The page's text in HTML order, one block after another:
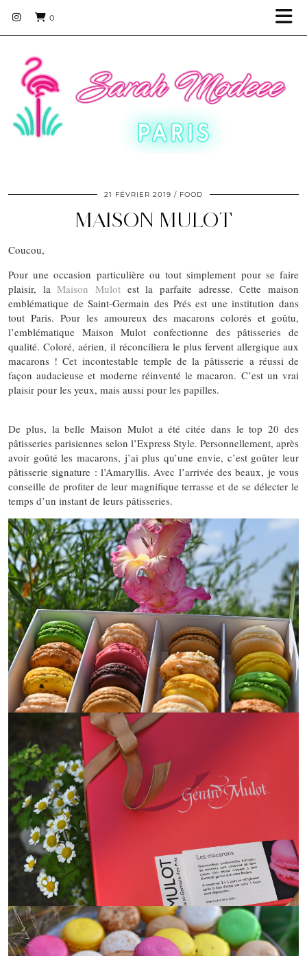
0
21 FÉVRIER 2019 FOOD
MAISON MULOT
Coucou,
Pour une occasion particulière ou tout simplement pour se faire
plaisir, laMaison Mulot est la parfaite adresse. Cette maison
emblématique de Saint-Germain des Prés est une institution dans
tout Paris. Pour les amoureux des macarons colorés et goûtu,
l’emblématique Maison Mulot confectionne des pâtisseries de
qualité. Coloré, aérien, il réconciliera le plus fervent allergique aux
macarons ! Cet incontestable temple de la pâtisserie a réussi de
façon audacieuse et moderne réinventé le macaron. C’est un vrai
plaisir pour les yeux, mais aussi pour les papilles.
De plus, la belle Maison Mulot a été citée dans le top 20 des
pâtisseries parisiennes selon l’Express Style. Personnellement, après
avoir goûté les macarons, j’ai plus qu’une envie, c’est goûter leur
pâtisserie signature : l’Amaryllis. Avec l’arrivée des beaux, je vous
conseille de profiter de leur magnifique terrasse et de se délecter le
temps d’un instant de leurs pâtisseries.